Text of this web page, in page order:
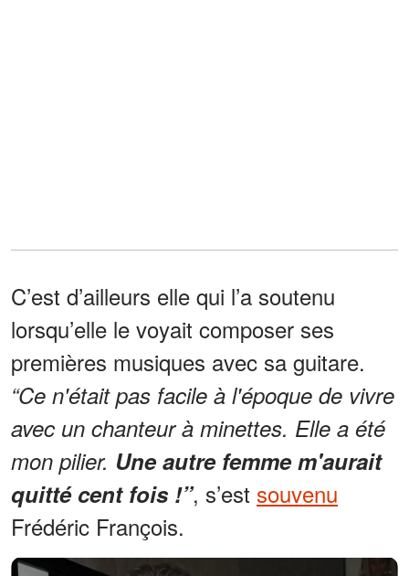
C’est d’ailleurs elle qui l’a soutenu
lorsqu’elle le voyait composer ses
premières musiques avec sa guitare.
“Ce n'était pas facile à l'époque de vivre
avec un chanteur à minettes. Elle a été
mon pilier. Une autre femme m'aurait
quitté cent fois !”, s’est souvenu
Frédéric François.